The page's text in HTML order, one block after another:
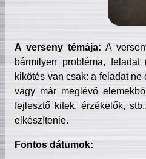
A verseny témája: A
bármilyen probléma, feladat
kikötés van csak: a feladat
vagy már meglévő
fejlesztő kitek, érzékelők,
elkészítenie.
Fontos dátumok: